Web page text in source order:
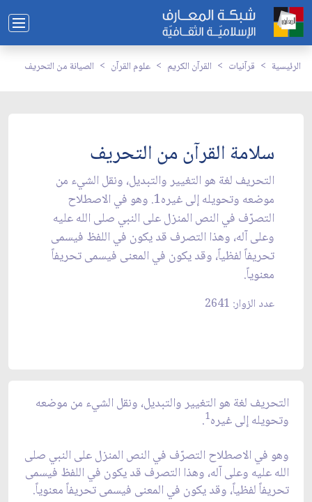
الرئيسية قرآنيات القرآن الكريم علوم القرآن الصيانة من التحريف
سلامة القرآن من التحريف
التحريف لغة هو التغيير والتبديل، ونقل الشي‏ء من
موضعه وتحويله إلى غيره1. وهو في الاصطلاح
التصرّف في النص المنزل على النبي صلى الله عليه
وعلى آله، وهذا التصرف قد يكون في اللفظ فيسمى
تحريفاً لفظياً، وقد يكون في المعنى فيسمى تحريفاً
معنوياً.
عدد الزوار: 2641
التحريف لغة هو التغيير والتبديل، ونقل الشي‏ء من موضعه
وتحويله إلى غيره1
.
وهو في الاصطلاح التصرّف في النص المنزل على النبي صلى
الله عليه وعلى آله، وهذا التصرف قد يكون في اللفظ فيسمى
تحريفاً لفظياً، وقد يكون في المعنى فيسمى تحريفاً معنوياً.